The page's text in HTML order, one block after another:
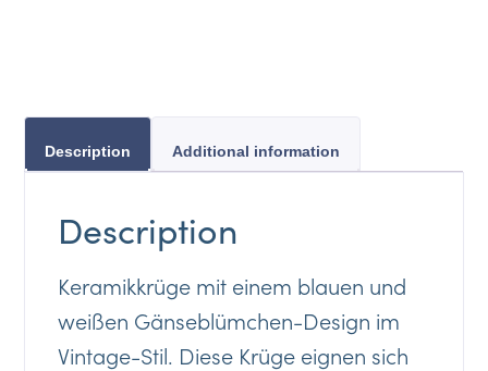
Description Additional information
Description
Keramikkrüge mit einem blauen und
weißen Gänseblümchen-Design im
Vintage-Stil. Diese Krüge eignen sich